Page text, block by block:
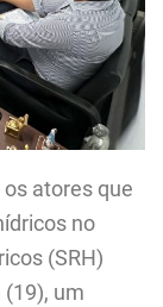
atores que
no
(SRH)
um